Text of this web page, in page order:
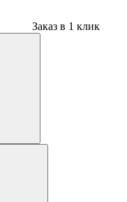
Заказ в 1 клик